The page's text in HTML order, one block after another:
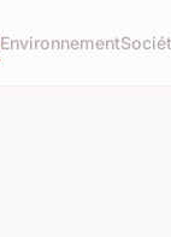
Environnement